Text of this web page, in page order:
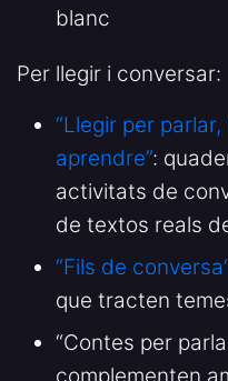
blanc
Per llegir i conversar:
“Llegir per
aprendre”:
activitats de
de textos reals
“Fils de
que tracten
“Contes per